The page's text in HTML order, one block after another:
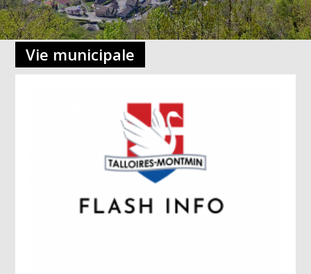
Vie municipale